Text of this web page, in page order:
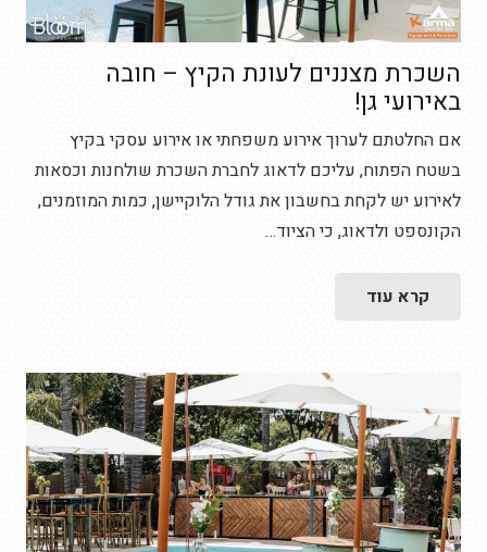
השכרת מצננים לעונת הקיץ – חובה
באירועי גן!
אם החלטתם לערוך אירוע משפחתי או אירוע עסקי בקיץ
בשטח הפתוח, עליכם לדאוג לחברת השכרת שולחנות וכסאות
לאירוע יש לקחת בחשבון את גודל הלוקיישן, כמות המוזמנים,
הקונספט ולדאוג, כי הציוד…
קרא עוד